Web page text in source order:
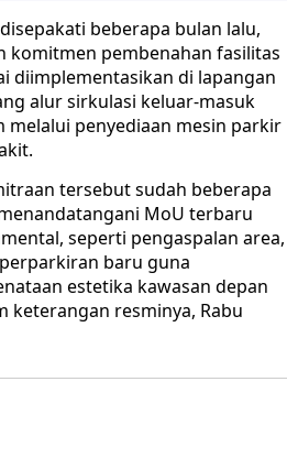
beberapa bulan lalu,
komitmen pembenahan fasilitas
diimplementasikan di lapangan
alur sirkulasi keluar-masuk
penyediaan mesin parkir
tersebut sudah beberapa
MoU terbaru
seperti pengaspalan area,
baru guna
estetika kawasan depan
keterangan resminya, Rabu